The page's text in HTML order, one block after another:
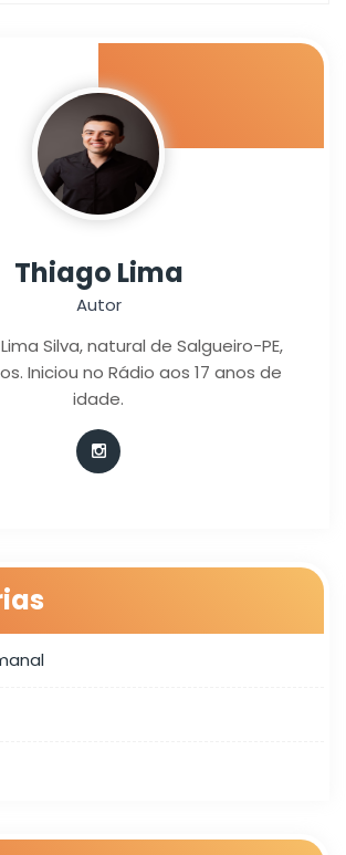
Thiago Lima
Autor
Silva, natural de Salgueiro-PE,
Iniciou no Rádio aos 17 anos de
idade.